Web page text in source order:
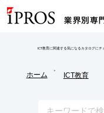
ICT教育に関連する気になるカタログにチ
ホーム
>
ICT教育